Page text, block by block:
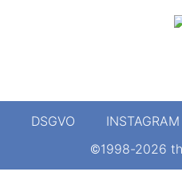
DSGVO INSTAGRAM
©1998-2026